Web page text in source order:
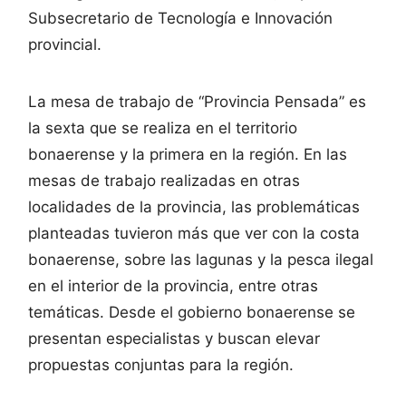
Subsecretario de Tecnología e Innovación
provincial.
La mesa de trabajo de “Provincia Pensada” es
la sexta que se realiza en el territorio
bonaerense y la primera en la región. En las
mesas de trabajo realizadas en otras
localidades de la provincia, las problemáticas
planteadas tuvieron más que ver con la costa
bonaerense, sobre las lagunas y la pesca ilegal
en el interior de la provincia, entre otras
temáticas. Desde el gobierno bonaerense se
presentan especialistas y buscan elevar
propuestas conjuntas para la región.